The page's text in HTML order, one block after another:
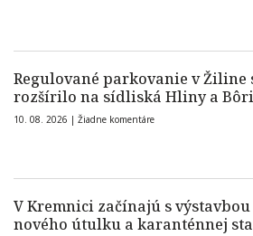
Regulované parkovanie v Žiline
rozšírilo na sídliská Hliny a
10. 08. 2026 | Žiadne komentáre
V Kremnici začínajú s výstavbou
nového útulku a karanténnej